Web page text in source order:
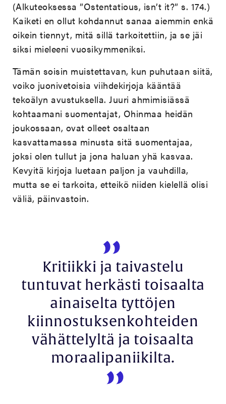
(Alkuteoksessa ”Ostentatious, isn’t it?” s. 174.)
Kaiketi en ollut kohdannut sanaa aiemmin enkä
oikein tiennyt, mitä sillä tarkoitettiin, ja se jäi
siksi mieleeni vuosikymmeniksi.
Tämän soisin muistettavan, kun puhutaan siitä,
voiko juonivetoisia viihdekirjoja kääntää
tekoälyn avustuksella. Juuri ahmimisiässä
kohtaamani suomentajat, Ohinmaa heidän
joukossaan, ovat olleet osaltaan
kasvattamassa minusta sitä suomentajaa,
joksi olen tullut ja jona haluan yhä kasvaa.
Kevyitä kirjoja luetaan paljon ja vauhdilla,
mutta se ei tarkoita, etteikö niiden kielellä olisi
väliä, päinvastoin.
Kritiikki ja taivastelu
tuntuvat herkästi toisaalta
ainaiselta tyttöjen
kiinnostuksenkohteiden
vähättelyltä ja toisaalta
moraalipaniikilta.